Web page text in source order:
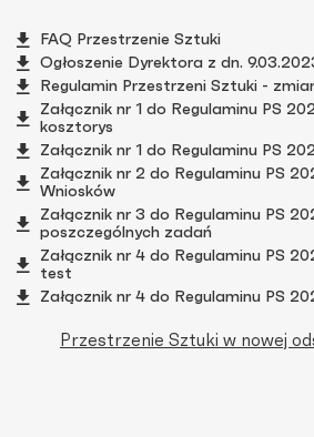
FAQ Przestrzenie Sztuki
Ogłoszenie Dyrektora z dn.
Regulamin Przestrzeni Sztuki -
Załącznik nr 1 do Regulaminu PS
kosztorys
Załącznik nr 1 do Regulaminu PS
Załącznik nr 2 do Regulaminu PS
Wniosków
Załącznik nr 3 do Regulaminu PS
poszczególnych zadań
Załącznik nr 4 do Regulaminu PS
test
Załącznik nr 4 do Regulaminu PS
Przestrzenie Sztuki w nowej